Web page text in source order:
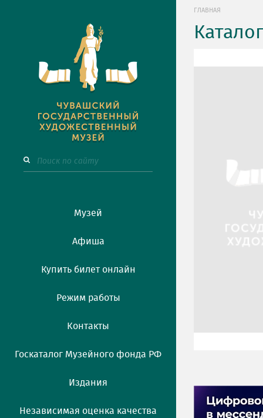
Музей
Афиша
Купить билет онлайн
Режим работы
Контакты
Госкаталог Музейного фонда РФ
Издания
Независимая оценка качества
ГЛАВНАЯ